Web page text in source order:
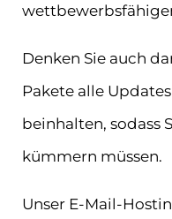
Denken Sie auch
Pakete alle
beinhalten, sodass
kümmern müssen.
Unser E-Mail-